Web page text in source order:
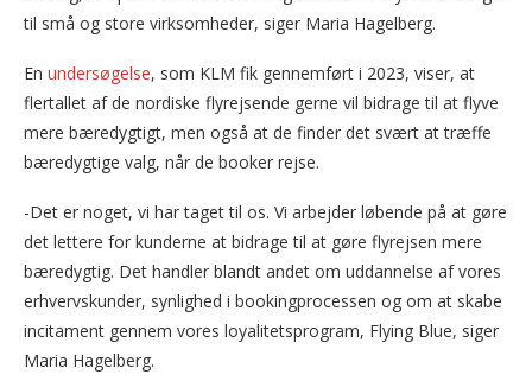
til små og store virksomheder, siger Maria Hagelberg.
En undersøgelse, som KLM fik gennemført i 2023, viser, at
flertallet af de nordiske flyrejsende gerne vil bidrage til at flyve
mere bæredygtigt, men også at de finder det svært at træffe
bæredygtige valg, når de booker rejse.
-Det er noget, vi har taget til os. Vi arbejder løbende på at gøre
det lettere for kunderne at bidrage til at gøre flyrejsen mere
bæredygtig. Det handler blandt andet om uddannelse af vores
erhvervskunder, synlighed i bookingprocessen og om at skabe
incitament gennem vores loyalitetsprogram, Flying Blue, siger
Maria Hagelberg.